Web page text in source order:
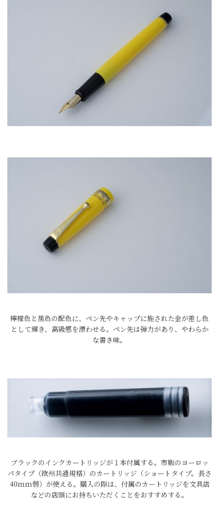
檸檬色と黒色の配色に、ペン先やキャップに施された金が差し色
として輝き、高級感を漂わせる。ペン先は弾力があり、やわらか
な書き味。
ブラックのインクカートリッジが１本付属する。市販のヨーロッ
パタイプ（欧州共通規格）のカートリッジ（ショートタイプ。長さ
40mm弱）が使える。購入の際は、付属のカートリッジを文具店
などの店頭にお持ちいただくことをおすすめする。